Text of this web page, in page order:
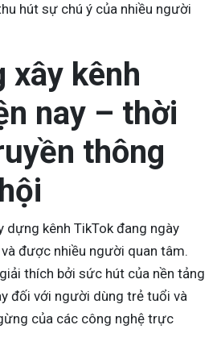
hút sự chú ý của nhiều người
xây kênh
nay – thời
thông
dựng kênh TikTok đang ngày
được nhiều người quan tâm.
thích bởi sức hút của nền tảng
đối với người dùng trẻ tuổi và
của các công nghệ trực